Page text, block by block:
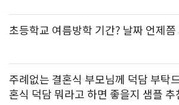
초등학교 여름방학 기간? 날짜 언제
주례없는 결혼식 부모님께 덕담 부탁
혼식 덕담 뭐라고 하면 좋을지 샘플